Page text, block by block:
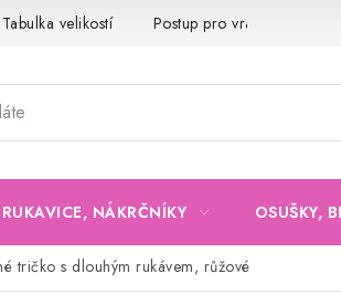
Tabulka velikostí Postup pro vrácení a výměnu
NÁKRČNÍKY OSUŠKY,
tričko s dlouhým rukávem, růžové